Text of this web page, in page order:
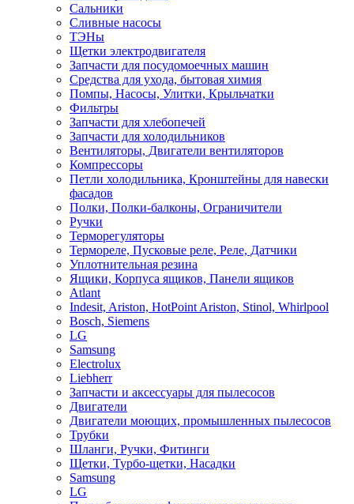
Сальники
Сливные насосы
ТЭНы
Щетки электродвигателя
Запчасти для посудомоечных машин
Средства для ухода, бытовая химия
Помпы, Насосы, Улитки, Крыльчатки
Фильтры
Запчасти для хлебопечей
Запчасти для холодильников
Вентиляторы, Двигатели вентиляторов
Компрессоры
Петли холодильника, Кронштейны для навески
фасадов
Полки, Полки-балконы, Ограничители
Ручки
Терморегуляторы
Термореле, Пусковые реле, Реле, Датчики
Уплотнительная резина
Ящики, Корпуса ящиков, Панели ящиков
Atlant
Indesit, Ariston, HotPoint Ariston, Stinol, Whirlpool
Bosch, Siemens
LG
Samsung
Electrolux
Liebherr
Запчасти и аксессуары для пылесосов
Двигатели
Двигатели моющих, промышленных пылесосов
Трубки
Шланги, Ручки, Фитинги
Щетки, Турбо-щетки, Насадки
Samsung
LG